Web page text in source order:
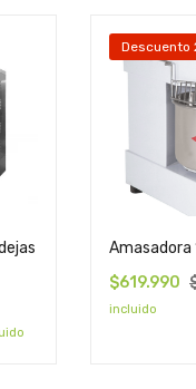
Descuento
Amasadora
$619.990
incluido